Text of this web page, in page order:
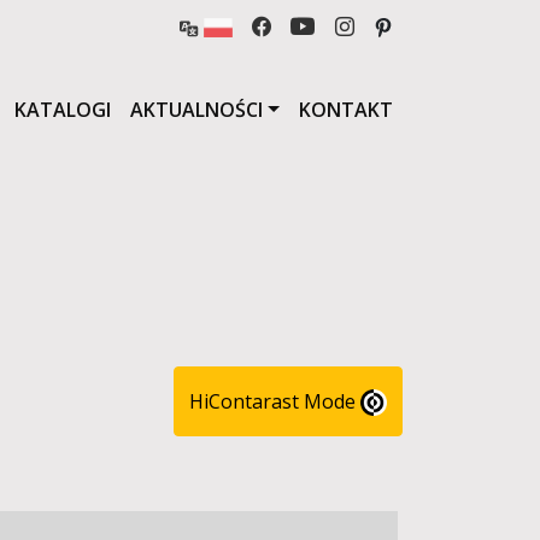
KATALOGI AKTUALNOŚCI KONTAKT
HiContarast Mode